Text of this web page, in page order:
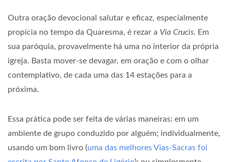
Outra oração devocional salutar e eficaz, especialmente
propícia no tempo da Quaresma, é rezar a Via Crucis. Em
sua paróquia, provavelmente há uma no interior da própria
igreja. Basta mover-se devagar, em oração e com o olhar
contemplativo, de cada uma das 14 estações para a
próxima.
Essa prática pode ser feita de várias maneiras: em um
ambiente de grupo conduzido por alguém; individualmente,
usando um bom livro (uma das melhores Vias-Sacras foi